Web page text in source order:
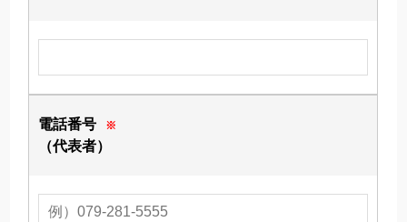
電話番号 ※
（代表者）